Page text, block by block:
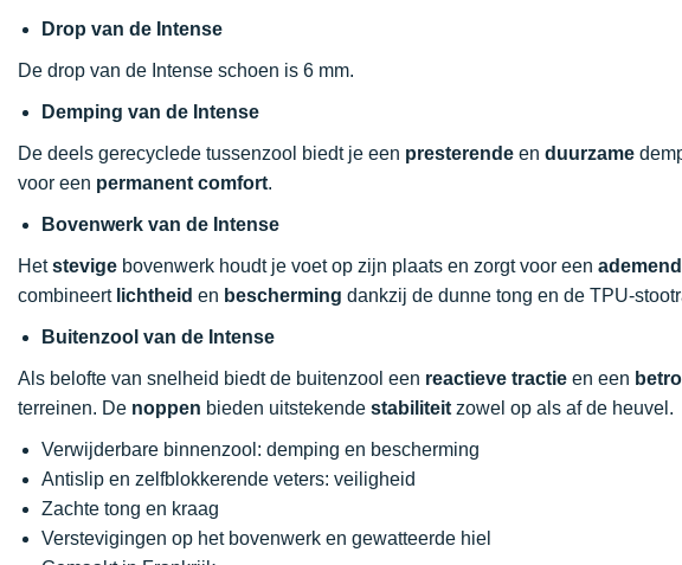
Drop van de Intense
De drop van de Intense schoen is 6 mm.
Demping van de Intense
De deels gerecyclede tussenzool biedt je een presterende en duurzame
voor een permanent comfort.
Bovenwerk van de Intense
Hetstevige bovenwerk houdt je voet op zijn plaats en zorgt voor een ademend
combineert lichtheid en bescherming dankzij de dunne tong en de TPU-
Buitenzool van de Intense
Als belofte van snelheid biedt de buitenzool een reactieve tractie en een
terreinen. De noppen bieden uitstekende stabiliteit zowel op als af de heuvel.
Verwijderbare binnenzool: demping en bescherming
Antislip en zelfblokkerende veters: veiligheid
Zachte tong en kraag
Verstevigingen op het bovenwerk en gewatteerde hiel